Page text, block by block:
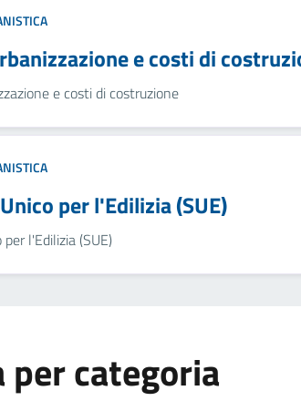
e costi di
e costi di costruzione
per l'Edilizia (SUE)
l'Edilizia (SUE)
per categoria